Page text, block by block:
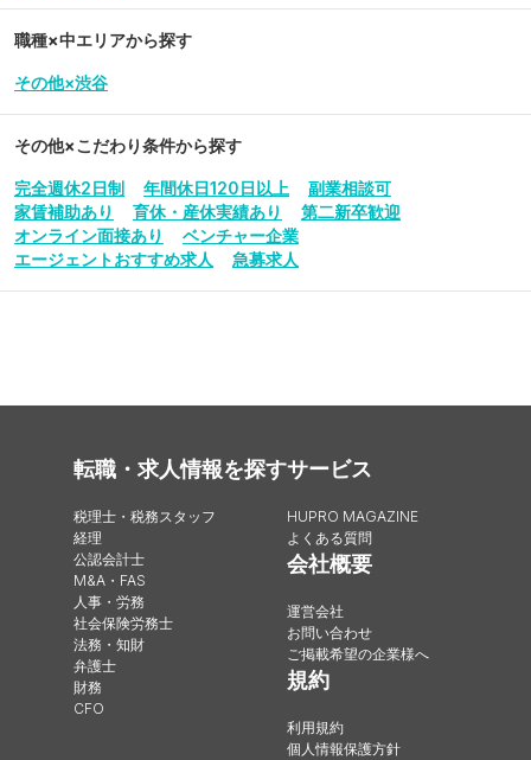
職種×中エリアから探す
その他×渋谷
その他×こだわり条件から探す
完全週休2日制 年間休日120日以上
副業相談可
家賃補助あり
育休・産休実績あり
第二新卒歓迎
オンライン面接あり
ベンチャー企業
エージェントおすすめ求人
急募求人
転職・求人情報を探す
税理士・税務スタッフ
経理
公認会計士
M&A・FAS
人事・労務
社会保険労務士
法務・知財
弁護士
財務
CFO
サービス
HUPRO MAGAZINE
よくある質問
会社概要
運営会社
お問い合わせ
ご掲載希望の企業様へ
規約
利用規約
個人情報保護方針